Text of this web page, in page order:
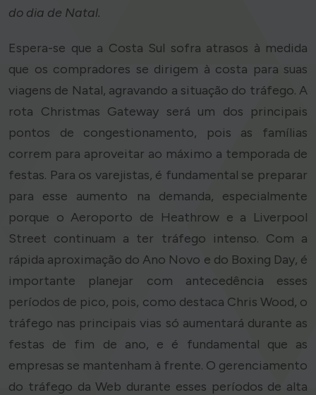
do dia de Natal.
Espera-se que a Costa Sul sofra atrasos à medida
que os compradores se dirigem à costa para suas
viagens de Natal, agravando a situação do tráfego. A
rota Christmas Gateway será um dos principais
pontos de congestionamento, pois as famílias
correm para aproveitar ao máximo a temporada de
festas. Para os varejistas, é fundamental se preparar
para esse aumento na demanda, especialmente
porque o Aeroporto de Heathrow e a Liverpool
Street continuam a ter tráfego intenso. Com a
rápida aproximação do Ano Novo e do Boxing Day, é
importante planejar com antecedência esses
períodos de pico, pois, como destaca Chris Wood, o
tráfego nas principais vias só aumentará durante as
festas de fim de ano, e é fundamental que as
empresas se mantenham à frente. O gerenciamento
do tráfego da Web durante esses períodos de alta